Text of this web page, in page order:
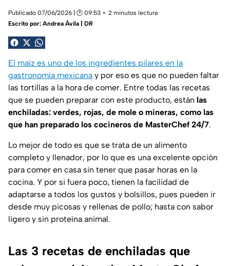
Publicado 07/06/2026 | 🕑 09:53
2 minutos lectura
Escrito por: Andrea Ávila | DR
El maíz es uno de los ingredientes pilares en la
gastronomía mexicana y por eso es que no pueden faltar
las tortillas a la hora de comer. Entre todas las recetas
que se pueden preparar con este producto, están las
enchiladas: verdes, rojas, de mole o mineras, como las
que han preparado los cocineros de MasterChef 24/7.
Lo mejor de todo es que se trata de un alimento
completo y llenador, por lo que es una excelente opción
para comer en casa sin tener que pasar horas en la
cocina. Y por si fuera poco, tienen la facilidad de
adaptarse a todos los gustos y bolsillos, pues pueden ir
desde muy picosas y rellenas de pollo; hasta con sabor
ligero y sin proteína animal.
Las 3 recetas de enchiladas que